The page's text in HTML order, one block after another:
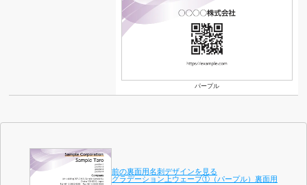
パープル
前の裏面用名刺デザインを見る
グラデーション上ウェーブ①（パープル）裏面用